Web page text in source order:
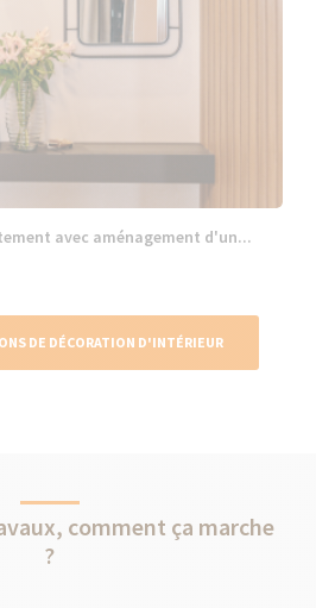
avec aménagement d'un...
DE DÉCORATION D'INTÉRIEUR
comment ça marche
?